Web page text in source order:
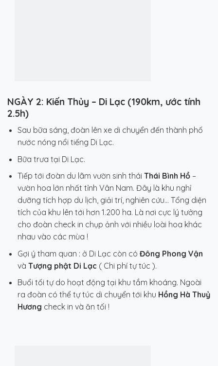
NGÀY 2: Kiến Thủy – Di Lạc (190km, ước tính
2.5h)
Sau bữa sáng, đoàn lên xe di chuyển đến thành phố
nước nóng nổi tiếng Di Lạc.
Bữa trưa tại Di Lạc.
Tiếp tới đoàn du lãm vườn sinh thái Thái Bình Hồ–
vườn hoa lớn nhất tỉnh Vân Nam. Đây là khu nghỉ
dưỡng tích hợp du lịch, giải trí, nghiên cứu… Tổng diện
tích của khu lên tới hơn 1.200 ha. Là nơi cực lý tưởng
cho đoàn check in chụp ảnh với nhiều loài hoa khác
nhau vào các mùa !
Gợi ý tham quan : ở Di Lạc còn có Đông Phong Vận
và Tượng phật Di Lạc ( Chi phí tự túc ).
Buổi tối tự do hoạt động tại khu tắm khoáng. Ngoài
ra đoàn có thể tự túc di chuyển tới khu Hồng Hà Thuỷ
Hương check in và ăn tối !